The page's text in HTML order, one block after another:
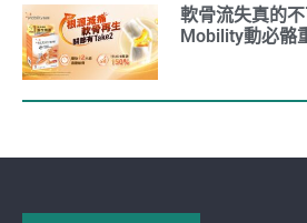
軟骨流失真的
Mobility動必骼